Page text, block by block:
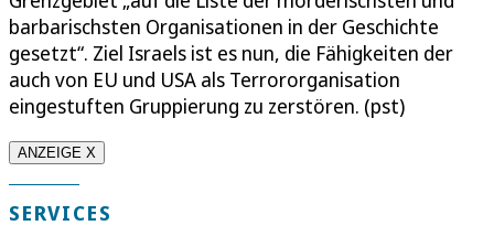
barbarischsten Organisationen in der Geschichte
gesetzt“. Ziel Israels ist es nun, die Fähigkeiten der
auch von EU und USA als Terrororganisation
eingestuften Gruppierung zu zerstören. (pst)
ANZEIGE X
SERVICES